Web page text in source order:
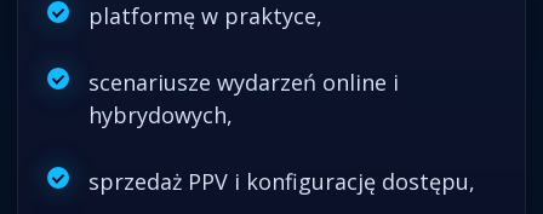
platformę w praktyce,
scenariusze wydarzeń online i
hybrydowych,
sprzedaż PPV i konfigurację dostępu,